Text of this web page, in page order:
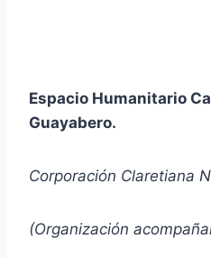
Espacio Humanitario
Guayabero.
Corporación Claretiana
(Organización